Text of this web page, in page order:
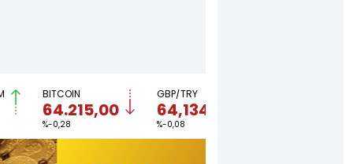
BITCOIN
64.215,00
%-0,28
GBP/TRY
64,1349
%-0,08